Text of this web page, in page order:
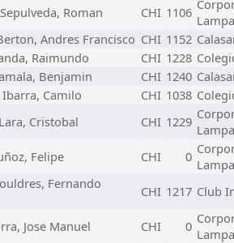
Roman CHI 1106 Lampa
Andres Francisco CHI 1152
Raimundo CHI 1228
Benjamin CHI 1240
Camilo CHI 1038
Cristobal CHI 1229 Lampa
Felipe CHI 0 Lampa
Fernando
CHI 1217 Club
Jose Manuel CHI 0 Lampa